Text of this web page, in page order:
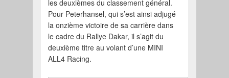
les deuxièmes du classement général.
Pour Peterhansel, qui s’est ainsi adjugé
la onzième victoire de sa carrière dans
le cadre du Rallye Dakar, il s’agit du
deuxième titre au volant d’une MINI
ALL4 Racing.